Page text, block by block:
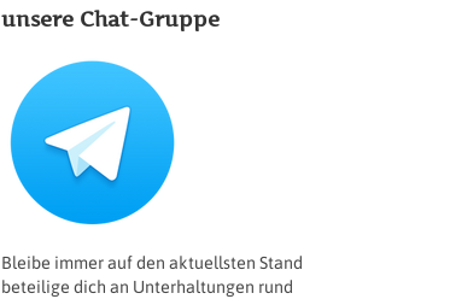
unsere Chat-Gruppe
Bleibe immer auf den aktuellsten Stand
beteilige dich an Unterhaltungen rund